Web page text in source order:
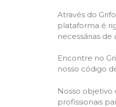
Através do
plataforma é
necessárias
Encontre no
nosso código
Nosso objetivo
profissionais